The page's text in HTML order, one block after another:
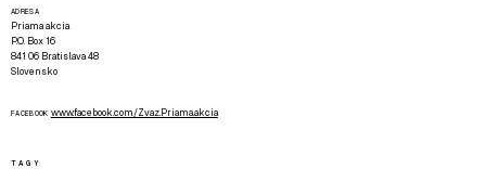
ADRESA
Priama akcia
P.O. Box 16
841 06 Bratislava 48
Slovensko
FACEBOOK www.facebook.com/Zvaz.Priama.akcia
TAGY